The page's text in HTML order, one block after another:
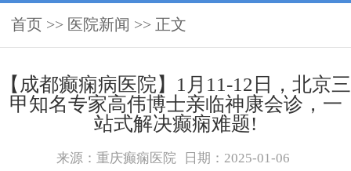
首页 >> 医院新闻 >> 正文
【成都癫痫病医院】1月11-12日，北京三
甲知名专家高伟博士亲临神康会诊，一
站式解决癫痫难题!
来源：重庆癫痫医院 日期：2025-01-06